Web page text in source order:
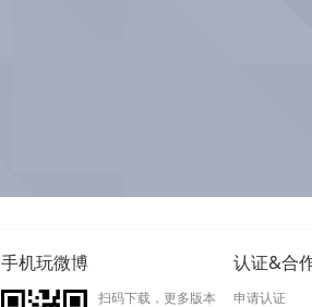
手机玩微博
扫码下载，更多版本
认证&合
申请认证